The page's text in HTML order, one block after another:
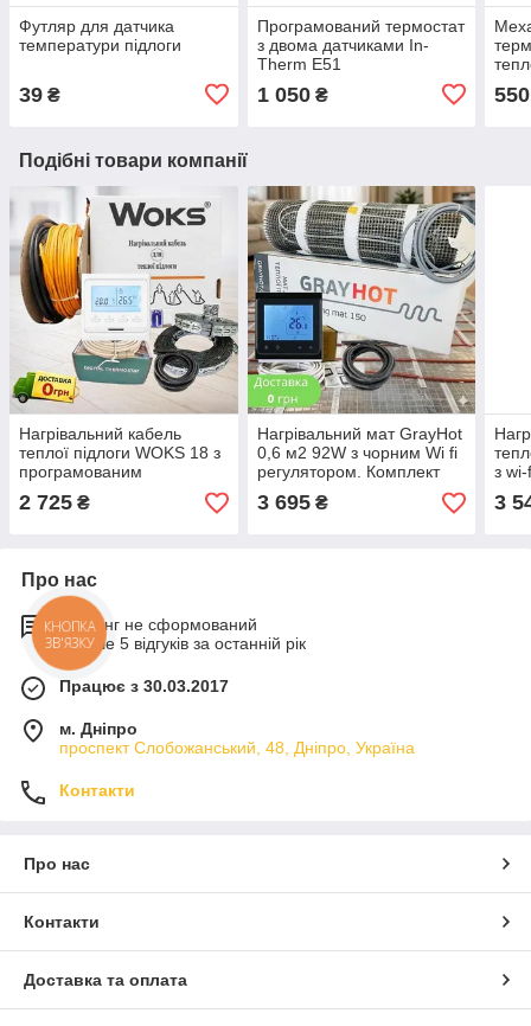
Футляр для датчика
температури підлоги
39 ₴
Програмований термостат
з двома датчиками In-
Therm E51
1 050₴ 550
Подібні товари компанії
Нагрівальний кабель
теплої підлоги WOKS 18 з
програмованим
регулятором
2 725 ₴
Нагрівальний мат GrayHot
0,6 м2 92W з чорним Wi fi
регулятором. Комплект
теплої підлоги
3 695₴
з
3
Про нас
Рейтинг не сформований
Менше 5 відгуків за останній рік
Працює з 30.03.2017
м. Дніпро
проспект Слобожанський, 48, Дніпро, Україна
Контакти
Про нас
Контакти
Доставка та оплата
КНОПКА
ЗВ'ЯЗКУ